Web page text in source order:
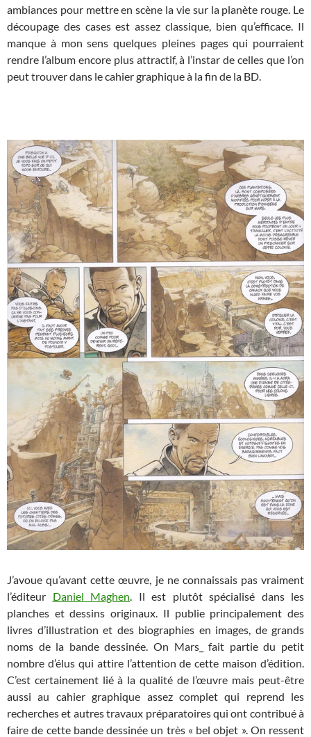
ambiances pour mettre en scène la vie sur la planète rouge. Le
découpage des cases est assez classique, bien qu’efficace. Il
manque à mon sens quelques pleines pages qui pourraient
rendre l’album encore plus attractif, à l’instar de celles que l’on
peut trouver dans le cahier graphique à la fin de la BD.
J’avoue qu’avant cette œuvre, je ne connaissais pas vraiment
l’éditeur Daniel Maghen. Il est plutôt spécialisé dans les
planches et dessins originaux. Il publie principalement des
livres d’illustration et des biographies en images, de grands
noms de la bande dessinée. On Mars_ fait partie du petit
nombre d’élus qui attire l’attention de cette maison d’édition.
C’est certainement lié à la qualité de l’œuvre mais peut-être
aussi au cahier graphique assez complet qui reprend les
recherches et autres travaux préparatoires qui ont contribué à
faire de cette bande dessinée un très « bel objet ». On ressent